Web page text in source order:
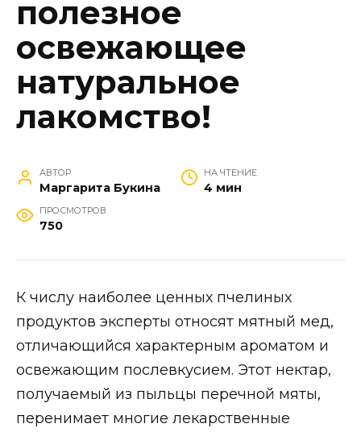
полезное
освежающее
натуральное
лакомство!
АВТОР
Маргарита Букина
НА ЧТЕНИЕ
4 мин
ПРОСМОТРОВ
750
К числу наиболее ценных пчелиных
продуктов эксперты относят мятный мед,
отличающийся характерным ароматом и
освежающим послевкусием. Этот нектар,
получаемый из пыльцы перечной мяты,
перенимает многие лекарственные